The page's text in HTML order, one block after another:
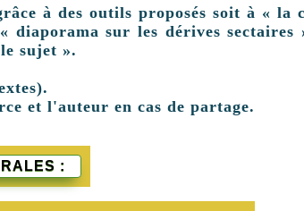
à des outils proposés soit à « la
diaporama sur les dérives sectaires
sujet ».
et l'auteur en cas de partage.
: